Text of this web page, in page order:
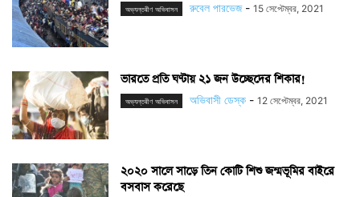
অভ্যন্তরীণ অভিবাসন রুবেল পারভেজ - 15 সেপ্টেম্বর, 2021
ভারতে প্রতি ঘণ্টায় ২১ জন উচ্ছেদের শিকার!
অভ্যন্তরীণ অভিবাসন অভিবাসী ডেস্ক - 12 সেপ্টেম্বর, 2021
২০২০ সালে সাড়ে তিন কোটি শিশু জন্মভূমির বাইরে
বসবাস করেছে